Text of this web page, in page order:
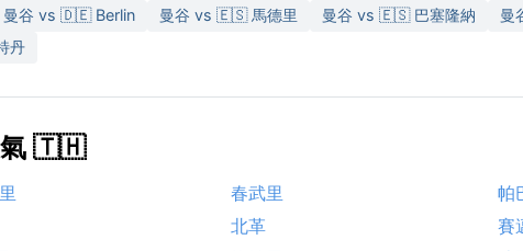
曼谷 vs 🇩🇪 Berlin 曼谷 vs 🇪🇸 馬德里 曼谷 vs 🇪🇸 巴塞隆納
曼
丹
氣 🇹🇭
春武里
帕
北革
賽